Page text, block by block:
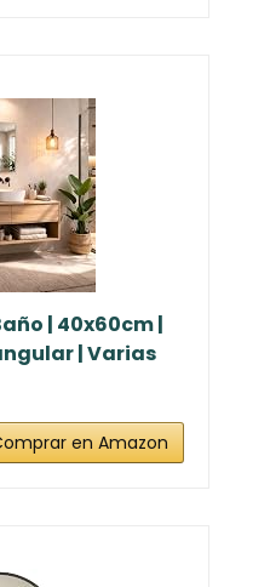
| 40x60cm |
| Varias
en Amazon